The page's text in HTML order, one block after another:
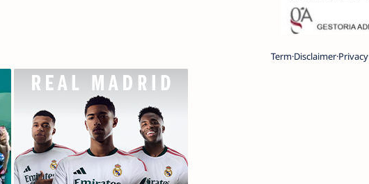
TermDisclaimerPrivacy